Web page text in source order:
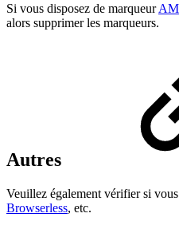
Si vous disposez de marqueur
alors supprimer les marqueurs.
Autres
Veuillez également vérifier si
Browserless, etc.